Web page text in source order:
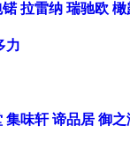
锘 拉雷纳 瑞驰欧 橄
力
集味轩 谛品居 御之